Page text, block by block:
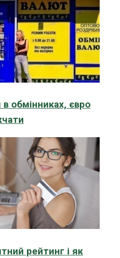
обмінниках, євро
рейтинг і як